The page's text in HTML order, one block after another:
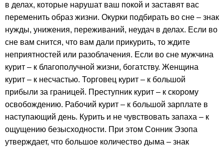
в делах, которые нарушат ваш покой и заставят вас
переменить образ жизни. Окурки подбирать во сне – знак
нужды, унижения, переживаний, неудач в делах. Если во
сне вам снится, что вам дали прикурить, то ждите
неприятностей или разоблачения. Если во сне мужчина
курит – к благополучной жизни, богатству. Женщина
курит – к несчастью. Торговец курит – к большой
прибыли за границей. Преступник курит – к скорому
освобождению. Рабочий курит – к большой зарплате в
наступающий день. Курить и не чувствовать запаха – к
ощущению безысходности. При этом Сонник Эзопа
утверждает, что большое количество дыма – знак